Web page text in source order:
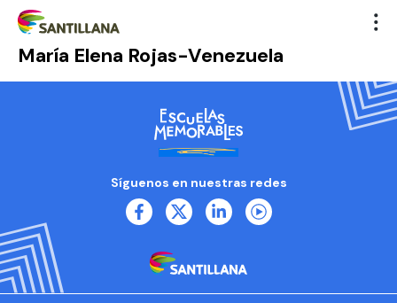
María Elena Rojas-Venezuela
Síguenos en nuestras redes